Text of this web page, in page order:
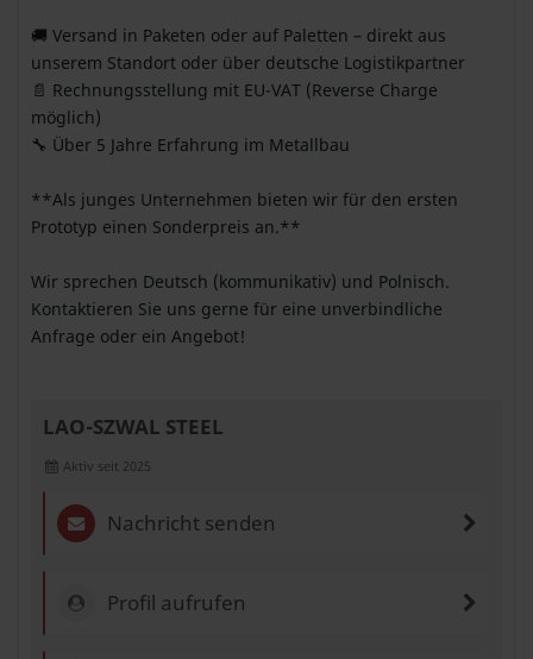
🚚 Versand in Paketen oder auf Paletten – direkt aus
unserem Standort oder über deutsche Logistikpartner
📄 Rechnungsstellung mit EU-VAT (Reverse Charge
möglich)
🔧 Über 5 Jahre Erfahrung im Metallbau
**Als junges Unternehmen bieten wir für den ersten
Prototyp einen Sonderpreis an.**
Wir sprechen Deutsch (kommunikativ) und Polnisch.
Kontaktieren Sie uns gerne für eine unverbindliche
Anfrage oder ein Angebot!
LAO-SZWAL STEEL
Aktiv seit 2025
Nachricht senden
Profil aufrufen